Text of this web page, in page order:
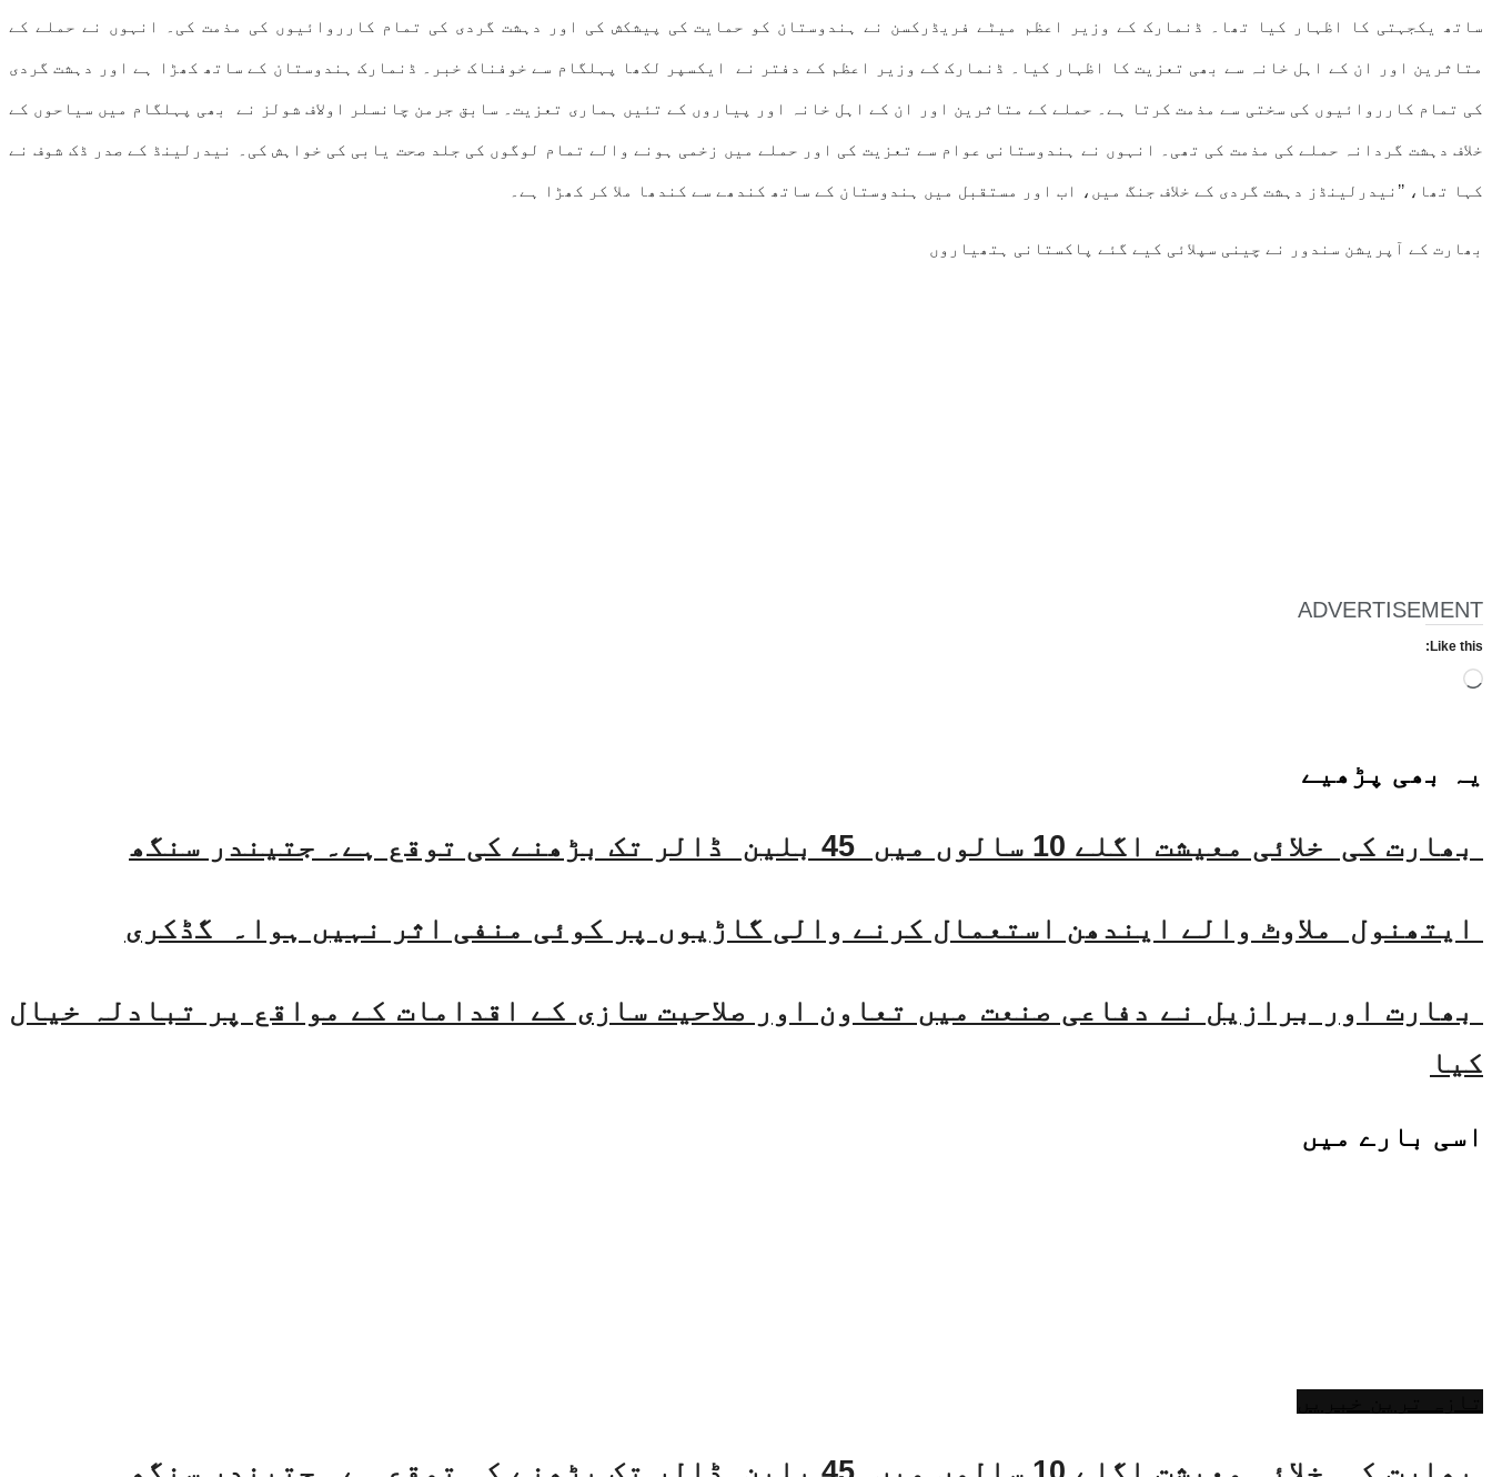
ساتھ یکجہتی کا اظہار کیا تھا۔ ڈنمارک کے وزیر اعظم میٹے فریڈرکسن نے ہندوستان کو حمایت کی پیشکش کی اور دہشت گردی کی تمام کارروائیوں کی مذمت کی۔ انہوں نے حملے کے
متاثرین اور ان کے اہل خانہ سے بھی تعزیت کا اظہار کیا۔ ڈنمارک کے وزیر اعظم کے دفتر نے ایکسپر لکھا پہلگام سے خوفناک خبر۔ ڈنمارک ہندوستان کے ساتھ کھڑا ہے اور دہشت گردی
کی تمام کارروائیوں کی سختی سے مذمت کرتا ہے۔ حملے کے متاثرین اور ان کے اہل خانہ اور پیاروں کے تئیں ہماری تعزیت۔ سابق جرمن چانسلر اولاف شولز نے بھی پہلگام میں سیاحوں کے
خلاف دہشت گردانہ حملے کی مذمت کی تھی۔ انہوں نے ہندوستانی عوام سے تعزیت کی اور حملے میں زخمی ہونے والے تمام لوگوں کی جلد صحت یابی کی خواہش کی۔ نیدرلینڈ کے صدر ڈک شوف نے
کہا تھا، ’’نیدرلینڈز دہشت گردی کے خلاف جنگ میں، اب اور مستقبل میں ہندوستان کے ساتھ کندھے سے کندھا ملا کر کھڑا ہے۔
بھارت کے آپریشن سندور نے چینی سپلائی کیے گئے پاکستانی ہتھیاروں
ADVERTISEMENT
Like this:
Loading…
یہ بھی پڑھیے
بھارت کی خلائی معیشت اگلے 10 سالوں میں 45 بلین ڈالر تک بڑھنے کی توقع ہے۔ جتیندر سنگھ
ایتھنول ملاوٹ والے ایندھن استعمال کرنے والی گاڑیوں پر کوئی منفی اثر نہیں ہوا۔ گڈکری
بھارت اور برازیل نے دفاعی صنعت میں تعاون اور صلاحیت سازی کے اقدامات کے مواقع پر تبادلہ خیال
کیا
اسی بارے میں